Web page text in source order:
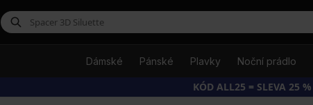
Dámské Pánské Plavky Noční prádlo
KÓD ALL25 = SLEVA 25